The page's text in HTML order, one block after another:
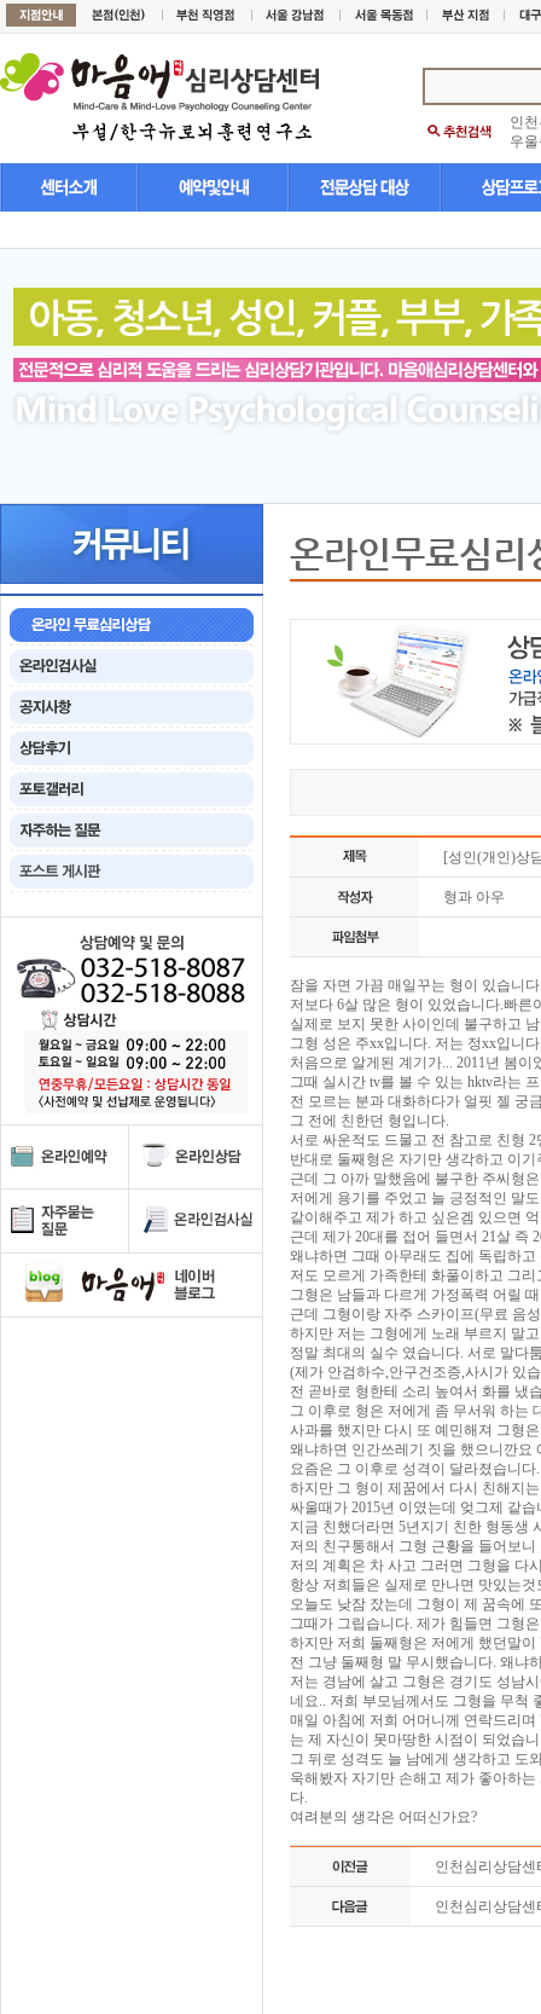
인
우
온라인무료심리
[성인(개인)상
형과 아우
잠을 자면 가끔 매일꾸는 형이 있습니
저보다 6살 많은 형이 있었습니다.빠
실제로 보지 못한 사이인데 불구하고
그형 성은 주xx입니다. 저는 정xx입니
처음으로 알게된 계기가... 2011년 봄
그때 실시간 tv를 볼 수 있는 hktv라는
전 모르는 분과 대화하다가 얼핏 젤 궁
그 전에 친한던 형입니다.
서로 싸운적도 드물고 전 참고로 친형
반대로 둘째형은 자기만 생각하고 이
근데 그 아까 말했음에 불구한 주씨형
저에게 용기를 주었고 늘 긍정적인 말
같이해주고 제가 하고 싶은겜 있으면
근데 제가 20대를 접어 들면서 21살 즉
왜냐하면 그때 아무래도 집에 독립하
저도 모르게 가족한테 화풀이하고 그
그형은 남들과 다르게 가정폭력 어릴
근데 그형이랑 자주 스카이프(무료 음
하지만 저는 그형에게 노래 부르지 말
정말 최대의 실수 였습니다. 서로 말다
(제가 안검하수,안구건조증,사시가 있
전 곧바로 형한테 소리 높여서 화를 냈
그 이후로 형은 저에게 좀 무서워 하는
사과를 했지만 다시 또 예민해져 그형
왜냐하면 인간쓰레기 짓을 했으니깐요
요즘은 그 이후로 성격이 달라졌습니
하지만 그 형이 제꿈에서 다시 친해지
싸울때가 2015년 이였는데 엊그제 같
지금 친했더라면 5년지기 친한 형동생
저의 친구통해서 그형 근황을 들어보
저의 계획은 차 사고 그러면 그형을 다
항상 저희들은 실제로 만나면 맛있는
오늘도 낮잠 잤는데 그형이 제 꿈속에
그때가 그립습니다. 제가 힘들면 그형
하지만 저희 둘째형은 저에게 했던말
전 그냥 둘째형 말 무시했습니다. 왜냐
저는 경남에 살고 그형은 경기도 성남
네요.. 저희 부모님께서도 그형을 무척
매일 아침에 저희 어머니께 연락드리
는 제 자신이 못마땅한 시점이 되었습
그 뒤로 성격도 늘 남에게 생각하고 도
욱해봤자 자기만 손해고 제가 좋아하
다.
여려분의 생각은 어떠신가요?
인천심리상담
인천심리상담